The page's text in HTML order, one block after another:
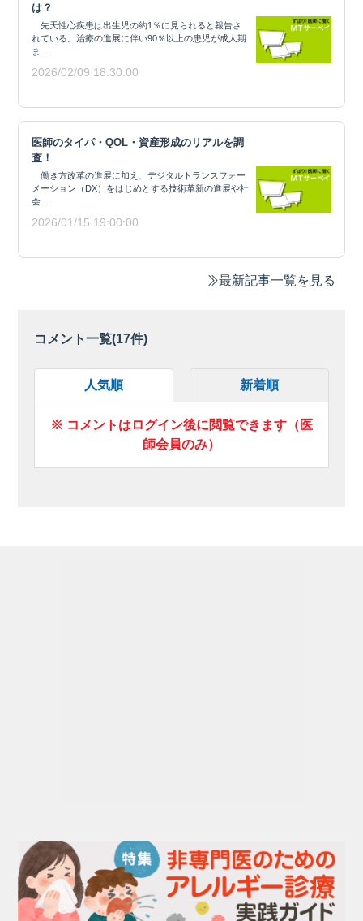
は？
先天性心疾患は出生児の約1％に見られると報告さ
れている。治療の進展に伴い90％以上の患児が成人期
ま...
2026/02/09 18:30:00
医師のタイパ・QOL・資産形成のリアルを調
査！
働き方改革の進展に加え、デジタルトランスフォー
メーション（DX）をはじめとする技術革新の進展や社
会...
2026/01/15 19:00:00
最新記事一覧を見る
コメント一覧(17件)
人気順 新着順
※ コメントはログイン後に閲覧できます（医
師会員のみ）